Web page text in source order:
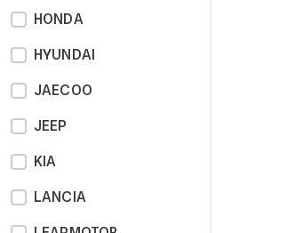
HONDA
HYUNDAI
JAECOO
JEEP
KIA
LANCIA